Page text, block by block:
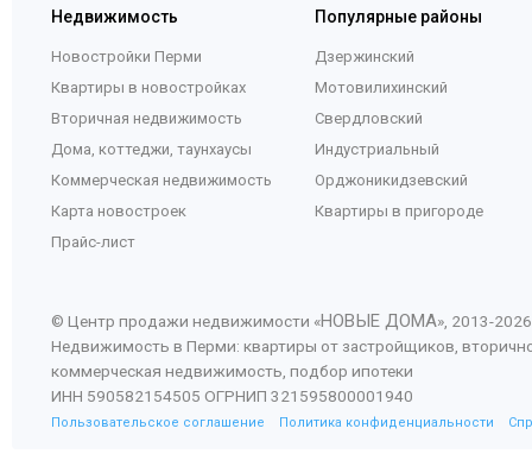
Недвижимость
Новостройки Перми
Квартиры в новостройках
Вторичная недвижимость
Дома, коттеджи, таунхаусы
Коммерческая недвижимость
Карта новостроек
Прайс-лист
Популярные районы
Дзержинский
Мотовилихинский
Свердловский
Индустриальный
Орджоникидзевский
Квартиры в пригороде
© Центр продажи недвижимости «НОВЫЕ ДОМА», 2013-2026
Недвижимость в Перми: квартиры от застройщиков,
коммерческая недвижимость, подбор ипотеки
ИНН 590582154505 ОГРНИП 321595800001940
Пользовательское соглашение Политика конфиденциальности